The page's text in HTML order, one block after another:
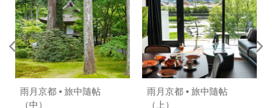
雨月京都 • 旅中隨帖
（中）
雨月京都 • 旅中隨帖
（上）